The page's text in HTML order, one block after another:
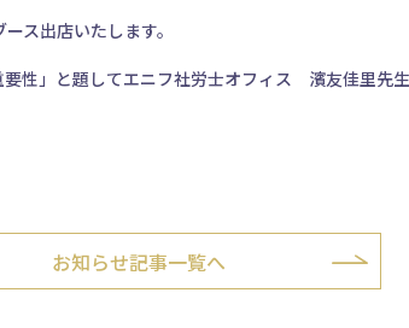
ス出店いたします。
性」と題してエニフ社労士オフィス 濱友佳里先生
お知らせ記事一覧へ